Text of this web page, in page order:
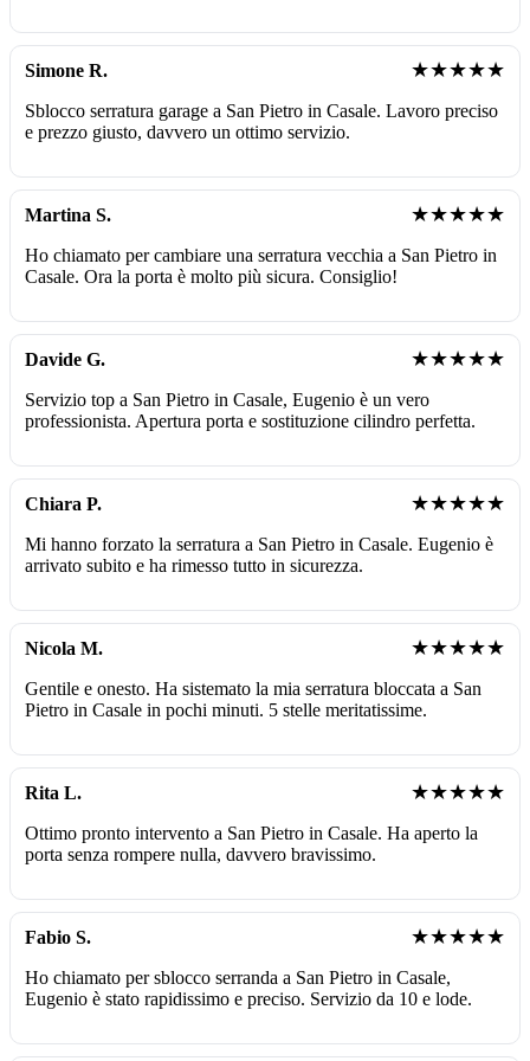
Simone R. ★★★★★
Sblocco serratura garage a San Pietro in Casale. Lavoro preciso
e prezzo giusto, davvero un ottimo servizio.
Martina S. ★★★★★
Ho chiamato per cambiare una serratura vecchia a San Pietro in
Casale. Ora la porta è molto più sicura. Consiglio!
Davide G. ★★★★★
Servizio top a San Pietro in Casale, Eugenio è un vero
professionista. Apertura porta e sostituzione cilindro perfetta.
Chiara P. ★★★★★
Mi hanno forzato la serratura a San Pietro in Casale. Eugenio è
arrivato subito e ha rimesso tutto in sicurezza.
Nicola M. ★★★★★
Gentile e onesto. Ha sistemato la mia serratura bloccata a San
Pietro in Casale in pochi minuti. 5 stelle meritatissime.
Rita L. ★★★★★
Ottimo pronto intervento a San Pietro in Casale. Ha aperto la
porta senza rompere nulla, davvero bravissimo.
Fabio S. ★★★★★
Ho chiamato per sblocco serranda a San Pietro in Casale,
Eugenio è stato rapidissimo e preciso. Servizio da 10 e lode.